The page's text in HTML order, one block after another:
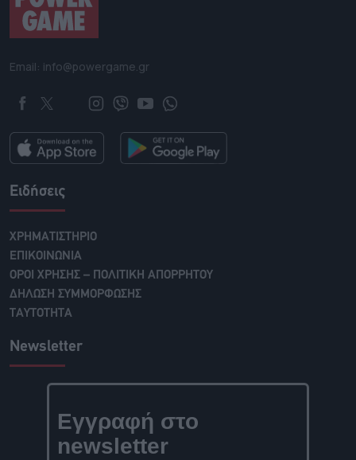
Email: info@powergame.gr
Ειδήσεις
ΧΡΗΜΑΤΙΣΤΗΡΙΟ
ΕΠΙΚΟΙΝΩΝΙΑ
ΟΡΟΙ ΧΡΗΣΗΣ – ΠΟΛΙΤΙΚΗ ΑΠΟΡΡΗΤΟΥ
ΔΗΛΩΣΗ ΣΥΜΜΟΡΦΩΣΗΣ
ΤΑΥΤΟΤΗΤΑ
Newsletter
Εγγραφή στο
newsletter